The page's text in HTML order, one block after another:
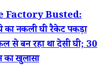
Factory Busted:
नकली घी रैकेट पकड़ा
से बन रहा था देसी घी; 30
का खुलासा